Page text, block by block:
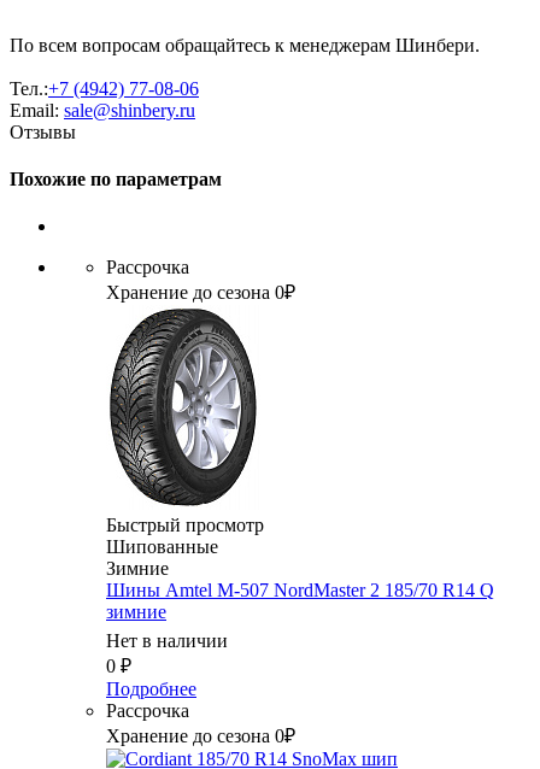
По всем вопросам обращайтесь к менеджерам Шинбери.
Тел.:+7 (4942) 77-08-06
Email: sale@shinbery.ru
Отзывы
Похожие по параметрам
Рассрочка
Хранение до сезона 0₽
Быстрый просмотр
Шипованные
Зимние
Шины Amtel M-507 NordMaster 2 185/70 R14 Q
зимние
Нет в наличии
0 ₽
Подробнее
Рассрочка
Хранение до сезона 0₽